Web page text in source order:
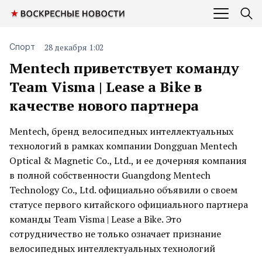
Mentech приветствует команду
Team Visma | Lease a Bike в
качестве нового партнера
Спорт 28 декабря 1:02
Mentech, бренд велосипедных интеллектуальных
технологий в рамках компании Dongguan Mentech
Optical & Magnetic Co., Ltd., и ее дочерняя компания
в полной собственности Guangdong Mentech
Technology Co., Ltd. официально объявили о своем
статусе первого китайского официального партнера
команды Team Visma | Lease a Bike. Это
сотрудничество не только означает признание
велосипедных интеллектуальных технологий